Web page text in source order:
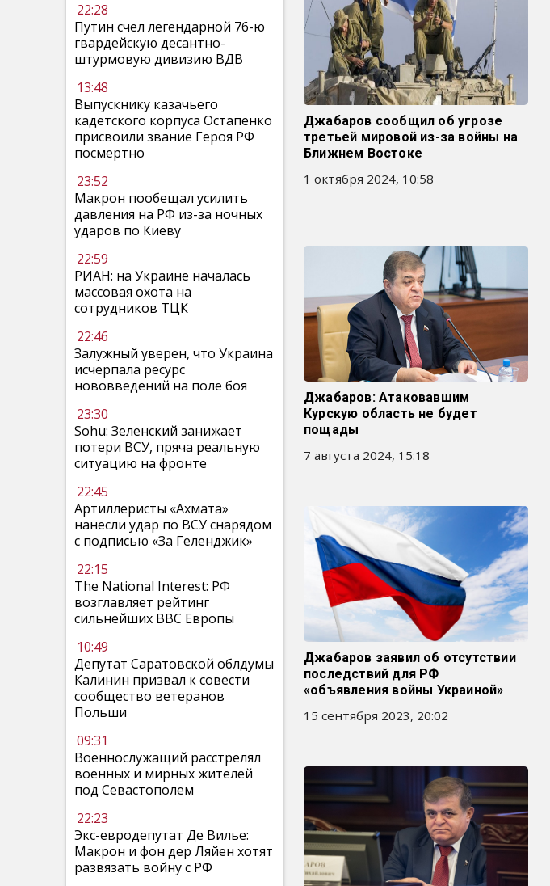
22:28
Путин счел легендарной 76-ю
гвардейскую десантно-
штурмовую дивизию ВДВ
13:48
Выпускнику казачьего
кадетского корпуса Остапенко
присвоили звание Героя РФ
посмертно
23:52
Макрон пообещал усилить
давления на РФ из-за ночных
ударов по Киеву
22:59
РИАН: на Украине началась
массовая охота на
сотрудников ТЦК
22:46
Залужный уверен, что Украина
исчерпала ресурс
нововведений на поле боя
23:30
Sohu: Зеленский занижает
потери ВСУ, пряча реальную
ситуацию на фронте
22:45
Артиллеристы «Ахмата»
нанесли удар по ВСУ снарядом
с подписью «За Геленджик»
22:15
The National Interest: РФ
возглавляет рейтинг
сильнейших ВВС Европы
10:49
Депутат Саратовской облдумы
Калинин призвал к совести
сообщество ветеранов
Польши
09:31
Военнослужащий расстрелял
военных и мирных жителей
под Севастополем
22:23
Экс-евродепутат Де Вилье:
Макрон и фон дер Ляйен хотят
развязать войну с РФ
Джабаров сообщил об угрозе
третьей мировой из-за войны на
Ближнем Востоке
1 октября 2024, 10:58
Джабаров: Атаковавшим
Курскую область не будет
пощады
7 августа 2024, 15:18
Джабаров заявил об отсутствии
последствий для РФ
«объявления войны Украиной»
15 сентября 2023, 20:02